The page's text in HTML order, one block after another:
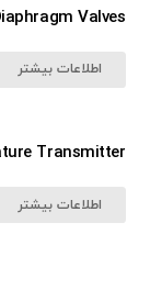
Valves
اطلاعات بیشتر
Transmitter
اطلاعات بیشتر